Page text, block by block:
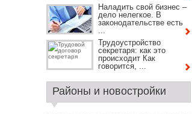
Наладить свой бизнес –
дело нелегкое. В
законодательстве есть
...
Трудоустройство
секретаря: как это
происходит Как
говорится, ...
Районы и новостройки